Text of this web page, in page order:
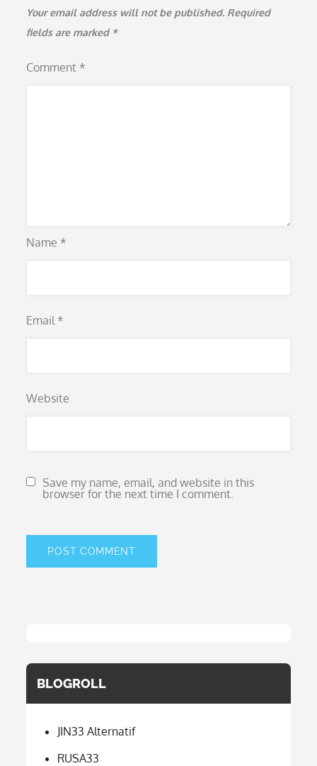
Your email address will not be published. Required
fields are marked *
Comment *
Name *
Email *
Website
Save my name, email, and website in this
browser for the next time I comment.
BLOGROLL
JIN33 Alternatif
RUSA33